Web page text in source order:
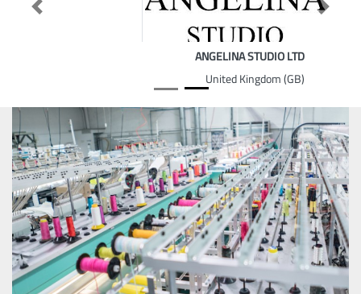
ANGELINA STUDIO LTD
United Kingdom (GB)
Previous Next